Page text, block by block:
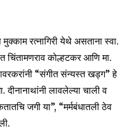
रत्नागिरी येथे असताना स्वा.
चिंतामणराव कोल्हटकर आणि मा.
“संगीत संन्यस्त खड्ग” हे
दीनानाथांनी लावलेल्या चाली व
जगी या”, “मर्मबंधातली ठेव